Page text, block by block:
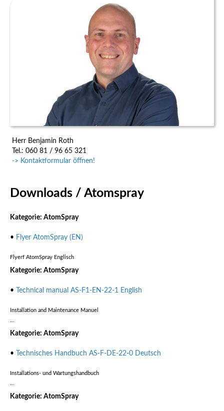
Herr Benjamin Roth
Tel.: 060 81 / 96 65 321
-> Kontaktformular öffnen!
Downloads / Atomspray
Kategorie: AtomSpray
• Flyer AtomSpray (EN)
Flyerf AtomSpray Englisch
Kategorie: AtomSpray
• Technical manual AS-F1-EN-22-1 English
Installation and Maintenance Manuel
Kategorie: AtomSpray
• Technisches Handbuch AS-F-DE-22-0 Deutsch
Installations- und Wartungshandbuch
Kategorie: AtomSpray